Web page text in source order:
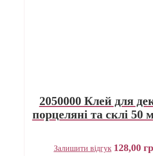
2050000 Клей для
порцеляні та склі 50
Залишити відгук 128,00